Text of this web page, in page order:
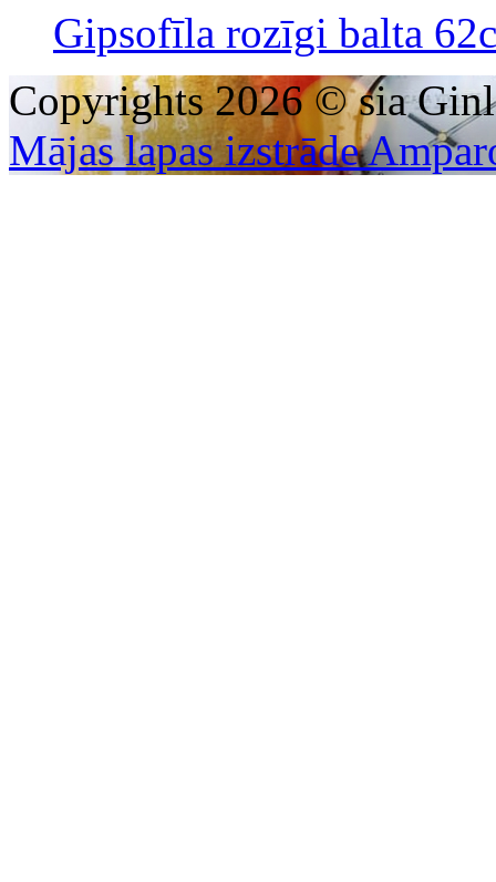
Gipsofīla rozīgi balta
Copyrights 2026 © sia
Mājas lapas izstrāde